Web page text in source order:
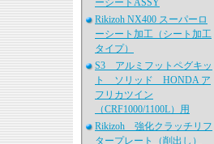
ーシートASSY
Rikizoh NX400 スーパーロ
ーシート加工（シート加工
タイプ）
S3 アルミフットペグキッ
ト ソリッド HONDA ア
フリカツイン
（CRF1000/1100L）用
Rikizoh 強化クラッチリフ
タープレート（削出し）